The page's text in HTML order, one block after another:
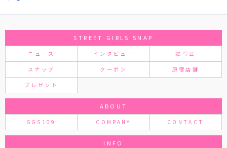
STREET GIRLS SNAP
ニュース インタビュー 試写会
スナップ クーポン 原宿店舗
プレゼント
ABOUT
SGS109 COMPANY CONTACT
INFO